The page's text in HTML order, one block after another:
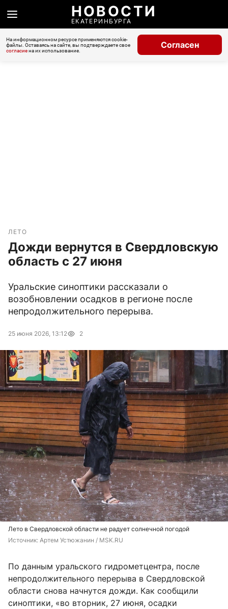
НОВОСТИ
ЕКАТЕРИНБУРГА
На информационном ресурсе применяются cookie-
файлы. Оставаясь на сайте, вы подтверждаете свое
согласиена их использование.
Согласен
ЛЕТО
Дожди вернутся в Свердловскую
область с 27 июня
Уральские синоптики рассказали о
возобновлении осадков в регионе после
непродолжительного перерыва.
25 июня 2026, 13:12 2
Лето в Свердловской области не радует солнечной погодой
Источник: Артем Устюжанин / MSK.RU
По данным уральского гидрометцентра, после
непродолжительного перерыва в Свердловской
области снова начнутся дожди. Как сообщили
синоптики, «во вторник, 27 июня, осадки